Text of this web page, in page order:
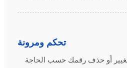
تحكم ومرونة